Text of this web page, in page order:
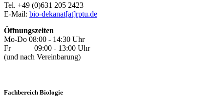
Tel. +49 (0)631 205 2423
E-Mail: bio-dekanat[at]rptu.de
Öffnungszeiten
Mo-Do 08:00 - 14:30 Uhr
Fr 09:00 - 13:00 Uhr
(und nach Vereinbarung)
Fachbereich Biologie